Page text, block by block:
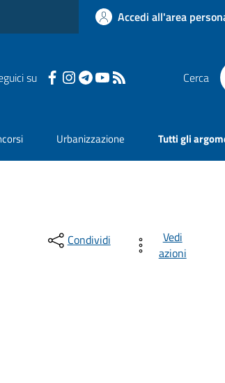
Accedi all'area
su Cerca
Urbanizzazione Tutti gli
Condividi
Vedi
azioni